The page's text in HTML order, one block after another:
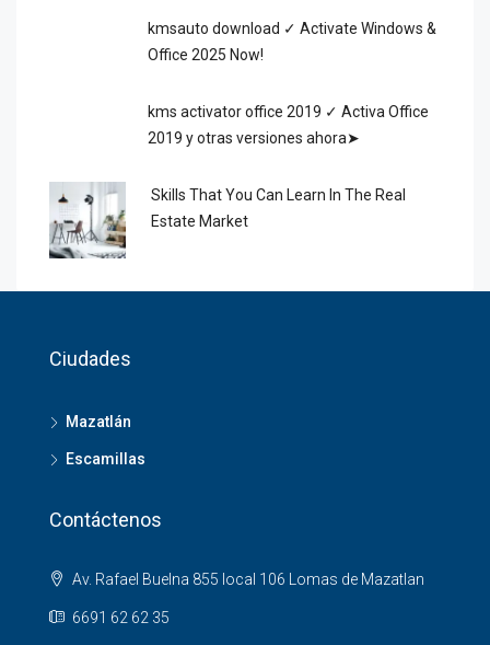
kmsauto download ✓ Activate Windows &
Office 2025 Now!
kms activator office 2019 ✓ Activa Office
2019 y otras versiones ahora➤
Skills That You Can Learn In The Real
Estate Market
Ciudades
Mazatlán
Escamillas
Contáctenos
Av. Rafael Buelna 855 local 106 Lomas de Mazatlan
6691 62 62 35